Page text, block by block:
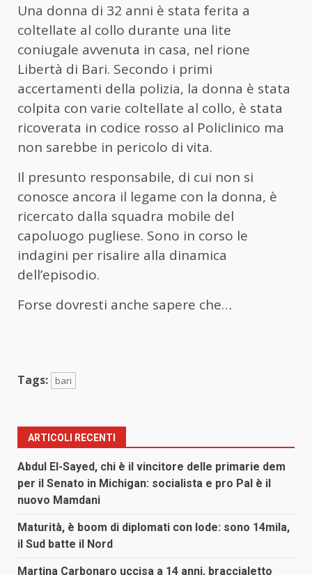
Una donna di 32 anni è stata ferita a
coltellate al collo durante una lite
coniugale avvenuta in casa, nel rione
Libertà di Bari. Secondo i primi
accertamenti della polizia, la donna è stata
colpita con varie coltellate al collo, è stata
ricoverata in codice rosso al Policlinico ma
non sarebbe in pericolo di vita.
Il presunto responsabile, di cui non si
conosce ancora il legame con la donna, è
ricercato dalla squadra mobile del
capoluogo pugliese. Sono in corso le
indagini per risalire alla dinamica
dell’episodio.
Forse dovresti anche sapere che…
Tags: bari
ARTICOLI RECENTI
Abdul El-Sayed, chi è il vincitore delle primarie dem
per il Senato in Michigan: socialista e pro Pal è il
nuovo Mamdani
Maturità, è boom di diplomati con lode: sono 14mila,
il Sud batte il Nord
Martina Carbonaro uccisa a 14 anni, braccialetto